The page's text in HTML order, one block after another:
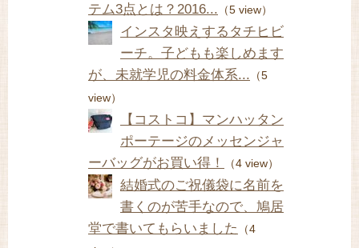
テム3点とは？2016... （5 view）
インスタ映えするタチヒビ
ーチ。子どもも楽しめます
が、未就学児の料金体系... （5
view）
【コストコ】マンハッタン
ポーテージのメッセンジャ
ーバッグがお買い得！
（4 view）
結婚式のご祝儀袋に名前を
書くのが苦手なので、鳩居
堂で書いてもらいました
（4